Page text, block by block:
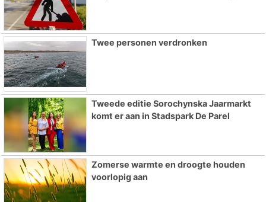
Twee personen verdronken
Tweede editie Sorochynska Jaarmarkt
komt er aan in Stadspark De Parel
Zomerse warmte en droogte houden
voorlopig aan